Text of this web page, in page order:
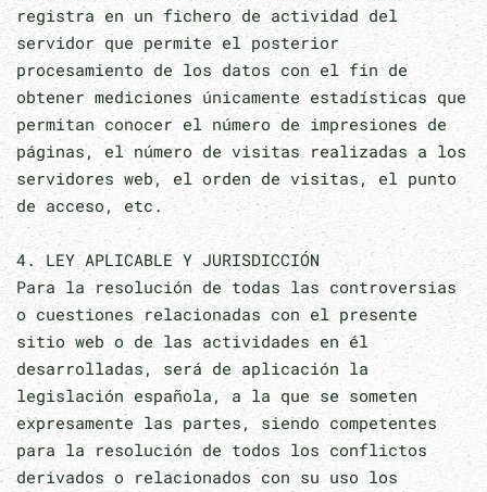
registra en un fichero de actividad del
servidor que permite el posterior
procesamiento de los datos con el fin de
obtener mediciones únicamente estadísticas que
permitan conocer el número de impresiones de
páginas, el número de visitas realizadas a los
servidores web, el orden de visitas, el punto
de acceso, etc.
4. LEY APLICABLE Y JURISDICCIÓN
Para la resolución de todas las controversias
o cuestiones relacionadas con el presente
sitio web o de las actividades en él
desarrolladas, será de aplicación la
legislación española, a la que se someten
expresamente las partes, siendo competentes
para la resolución de todos los conflictos
derivados o relacionados con su uso los